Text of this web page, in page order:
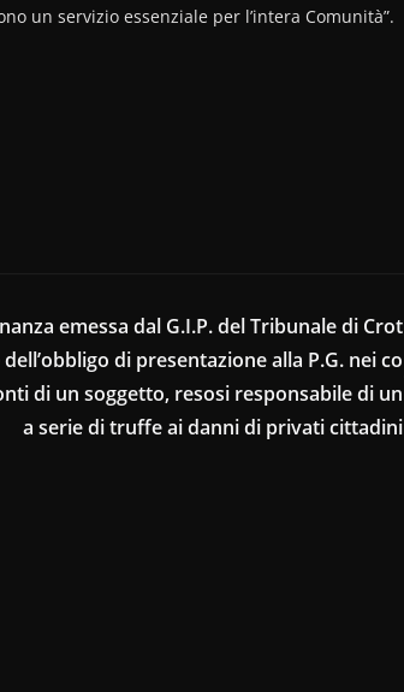
un servizio essenziale per l’intera Comunità”.
emessa dal G.I.P. del Tribunale di Crot
di presentazione alla P.G. nei co
di un soggetto, resosi responsabile di un
a serie di truffe ai danni di privati cittadini